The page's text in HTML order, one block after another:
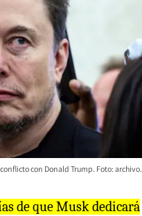
con Donald Trump. Foto: archivo.
de que Musk dedicará